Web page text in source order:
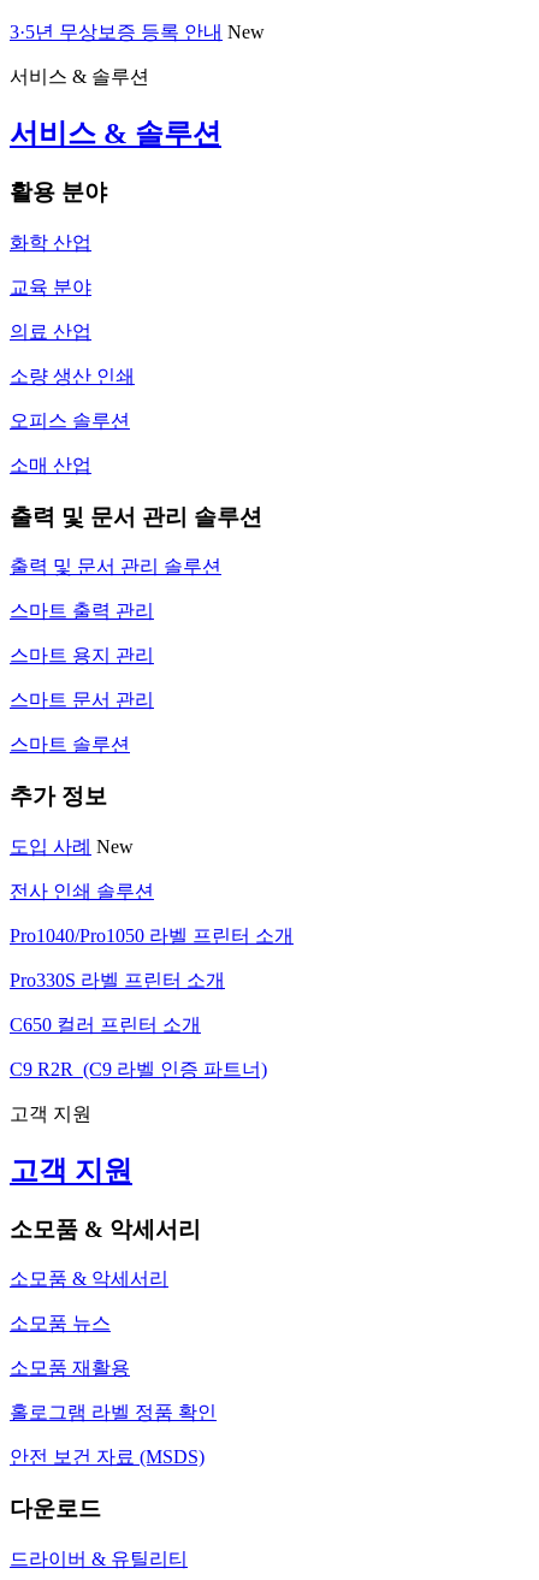
3·5년 무상보증 등록 안내 New
서비스 & 솔루션
서비스 & 솔루션
활용 분야
화학 산업
교육 분야
의료 산업
소량 생산 인쇄
오피스 솔루션
소매 산업
출력 및 문서 관리 솔루션
출력 및 문서 관리 솔루션
스마트 출력 관리
스마트 용지 관리
스마트 문서 관리
스마트 솔루션
추가 정보
도입 사례 New
전사 인쇄 솔루션
Pro1040/Pro1050 라벨 프린터 소개
Pro330S 라벨 프린터 소개
C650 컬러 프린터 소개
C9 R2R (C9 라벨 인증 파트너)
고객 지원
고객 지원
소모품 & 악세서리
소모품 & 악세서리
소모품 뉴스
소모품 재활용
홀로그램 라벨 정품 확인
안전 보건 자료 (MSDS)
다운로드
드라이버 & 유틸리티